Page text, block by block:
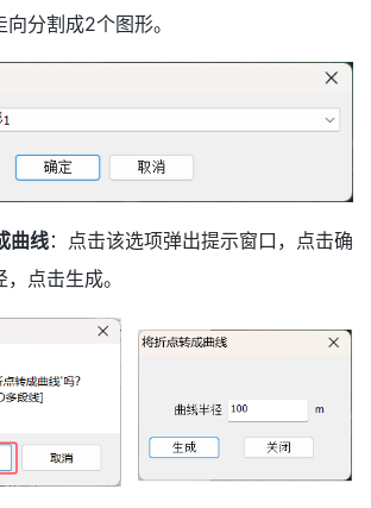
分割成2个图形。
曲线：点击该选项弹出提示窗口，点击确
点击生成。